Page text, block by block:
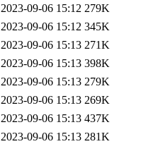
2023-09-06 15:12 279K
2023-09-06 15:12 345K
2023-09-06 15:13 271K
2023-09-06 15:13 398K
2023-09-06 15:13 279K
2023-09-06 15:13 269K
2023-09-06 15:13 437K
2023-09-06 15:13 281K